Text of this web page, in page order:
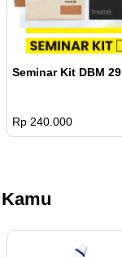
Seminar Kit DBM 29
Rp 240.000